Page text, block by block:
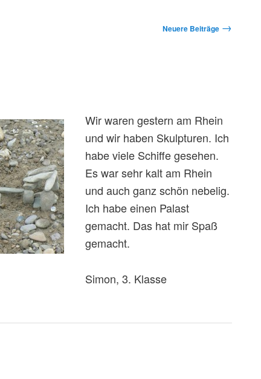
Neuere Beiträge →
Wir waren gestern am Rhein
und wir haben Skulpturen. Ich
habe viele Schiffe gesehen.
Es war sehr kalt am Rhein
und auch ganz schön nebelig.
Ich habe einen Palast
gemacht. Das hat mir Spaß
gemacht.
Simon, 3. Klasse